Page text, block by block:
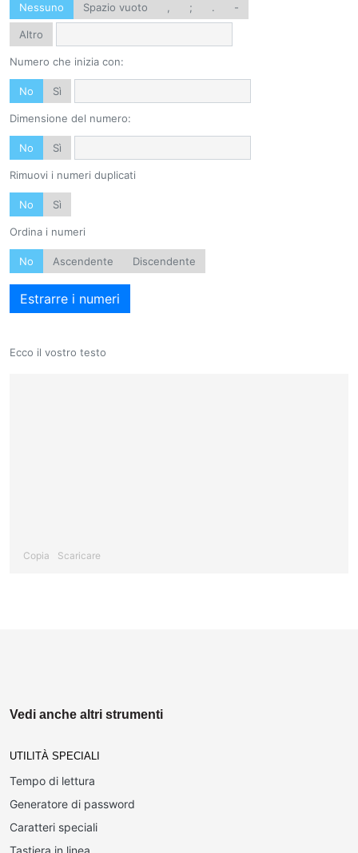
Ecco il vostro testo
Copia Scaricare
Nessuno Spazio vuoto ; . -
Altro
Numero che inizia con:
No Sì
Dimensione del numero:
No Sì
Rimuovi i numeri duplicati
No Sì
Ordina i numeri
No Ascendente Discendente
Estrarre i numeri
Vedi anche altri strumenti
UTILITÀ SPECIALI
Tempo di lettura
Generatore di password
Caratteri speciali
Tastiera in linea